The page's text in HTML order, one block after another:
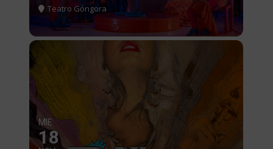
Teatro Góngora
MIE
18